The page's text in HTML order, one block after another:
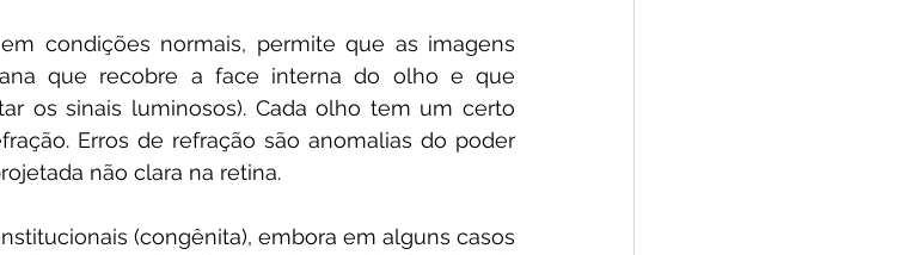
condições normais, permite que as imagens
que recobre a face interna do olho e que
os sinais luminosos). Cada olho tem um certo
Erros de refração são anomalias do poder
não clara na retina.
(congênita), embora em alguns casos